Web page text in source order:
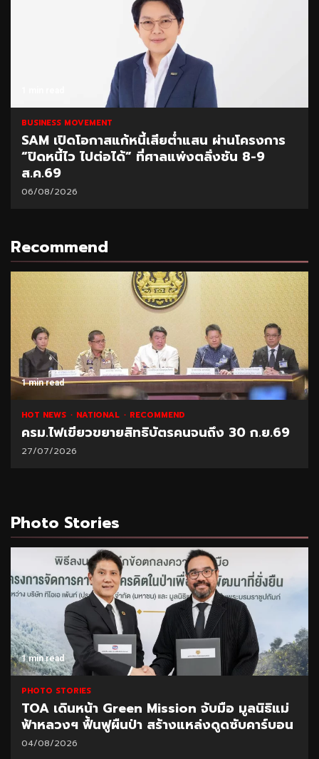
BUSINESS MOVEMENT
SAM เปิดโอกาสแก้หนี้เสียต่ำแสน ผ่านโครงการ
“ปิดหนี้ไว ไปต่อได้” ที่ศาลแพ่งตลิ่งชัน 8-9
ส.ค.69
06/08/2026
Recommend
1 min read
HOT NEWS NATIONAL RECOMMEND
ครม.ไฟเขียวขยายสิทธิบัตรคนจนถึง 30 ก.ย.69
27/07/2026
Photo Stories
1 min read
PHOTO STORIES
TOA เดินหน้า Green Mission จับมือ มูลนิธิแม่
ฟ้าหลวงฯ ฟื้นฟูผืนป่า สร้างแหล่งดูดซับคาร์บอน
04/08/2026